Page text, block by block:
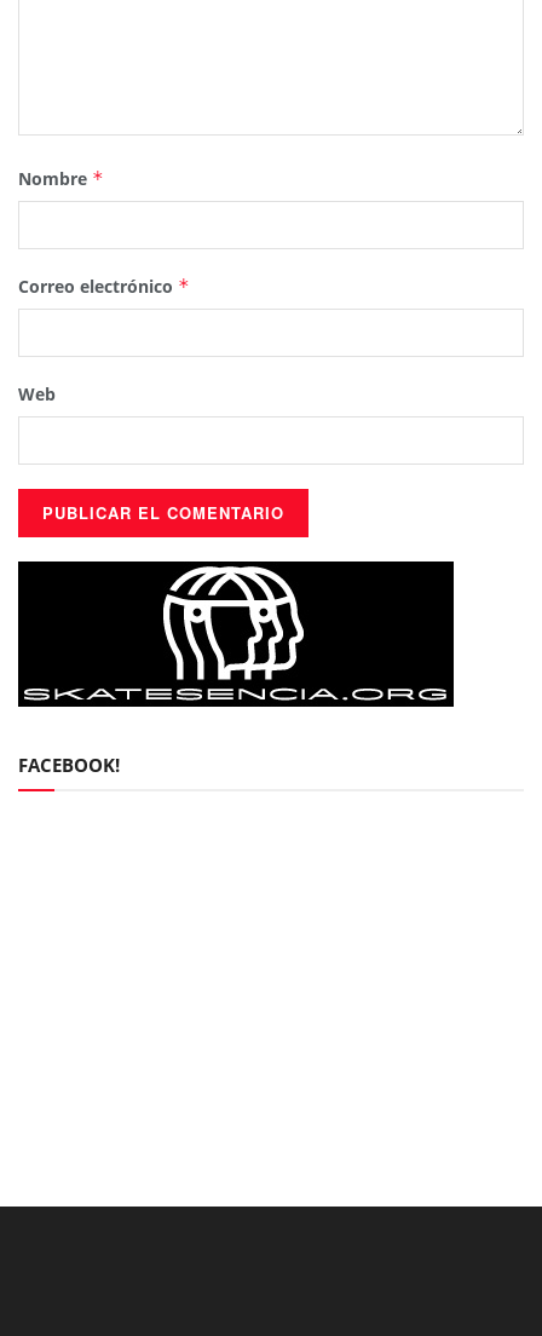
Nombre *
Correo electrónico *
Web
FACEBOOK!